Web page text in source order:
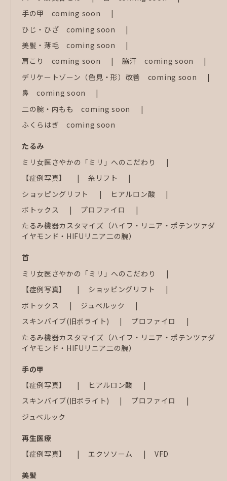
手の甲 coming soon
ひじ・ひざ coming soon
美髪・薄毛 coming soon
肩こり coming soon
脇汗 coming soon
デリケートゾーン（色見・形）改善 coming soon
鼻 coming soon
二の腕・内もも coming soon
ふくらはぎ coming soon
たるみ
ミリ女医さやかの「ミリ」へのこだわり
【症例写真】
糸リフト
ショッピングリフト
ヒアルロン酸
ボトックス
プロファイロ
たるみ機器カスタマイズ（ハイフ・リニア・ポテンツァダ
イヤモンド・HIFUリニア二の腕）
首
ミリ女医さやかの「ミリ」へのこだわり
【症例写真】
ショッピングリフト
ボトックス
ジュベルック
スキンバイブ(旧ボライト)
プロファイロ
たるみ機器カスタマイズ（ハイフ・リニア・ポテンツァダ
イヤモンド・HIFUリニア二の腕）
手の甲
【症例写真】
ヒアルロン酸
スキンバイブ(旧ボライト)
プロファイロ
ジュベルック
再生医療
【症例写真】
エクソソーム VFD
美髪